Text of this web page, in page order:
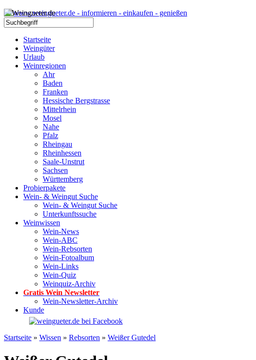
Startseite
Weingüter
Urlaub
Weinregionen
Ahr
Baden
Franken
Hessische Bergstrasse
Mittelrhein
Mosel
Nahe
Pfalz
Rheingau
Rheinhessen
Saale-Unstrut
Sachsen
Württemberg
Probierpakete
Wein- & Weingut Suche
Wein- & Weingut Suche
Unterkunftssuche
Weinwissen
Wein-News
Wein-ABC
Wein-Rebsorten
Wein-Fotoalbum
Wein-Links
Wein-Quiz
Weinquiz-Archiv
Gratis Wein Newsletter
Wein-Newsletter-Archiv
Kunde
Startseite » Wissen » Rebsorten » Weißer Gutedel